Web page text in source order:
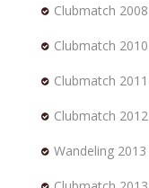
Clubmatch 2008
Clubmatch 2010
Clubmatch 2011
Clubmatch 2012
Wandeling 2013